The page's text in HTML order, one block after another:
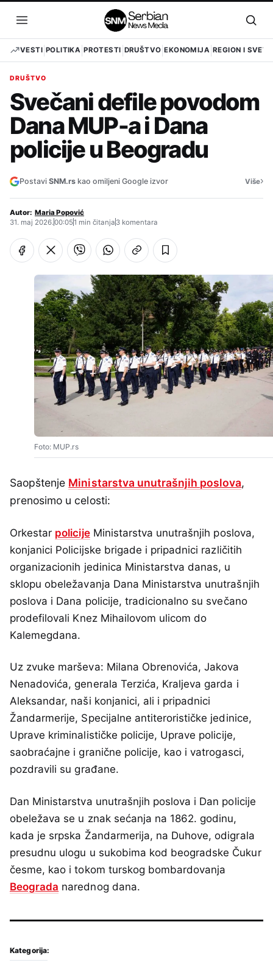
sadržaj
Otvori
meni
VESTI POLITIKA PROTESTI DRUŠTVO EKONOMIJA REGION I SVET
DRUŠTVO
Svečani defile povodom
Dana MUP-a i Dana
policije u Beogradu
Postavi SNM.rs kao omiljeni Google izvor Više›
Autor: Maria Popović
31. maj 2026.00:051 min čitanja 3 komentara
Foto: MUP.rs
Saopštenje Ministarstva unutrašnjih poslova,
prenosimo u celosti:
Orkestar policijeMinistarstva unutrašnjih poslova,
konjanici Policijske brigade i pripadnici različitih
organizacionih jedinica Ministarstva danas, u
sklopu obeležavanja Dana Ministarstva unutrašnjih
poslova i Dana policije, tradicionalno su svečano
prodefilovali Knez Mihailovom ulicom do
Kalemegdana.
Uz zvuke marševa: Milana Obrenovića, Jakova
Nenadovića, generala Terzića, Kraljeva garda i
Aleksandar, naši konjanici, ali i pripadnici
Žandarmerije, Specijalne antiterorističke jedinice,
Uprave kriminalističke policije, Uprave policije,
saobraćajne i granične policije, kao i vatrogasci,
pozdravili su građane.
Dan Ministarstva unutrašnjih poslova i Dan policije
obeležava se u znak sećanja na 1862. godinu,
kada je srpska Žandarmerija, na Duhove, odigrala
presudnu ulogu u sukobima kod beogradske Čukur
česme, kao i tokom turskog bombardovanja
Beograda narednog dana.
Kategorija: